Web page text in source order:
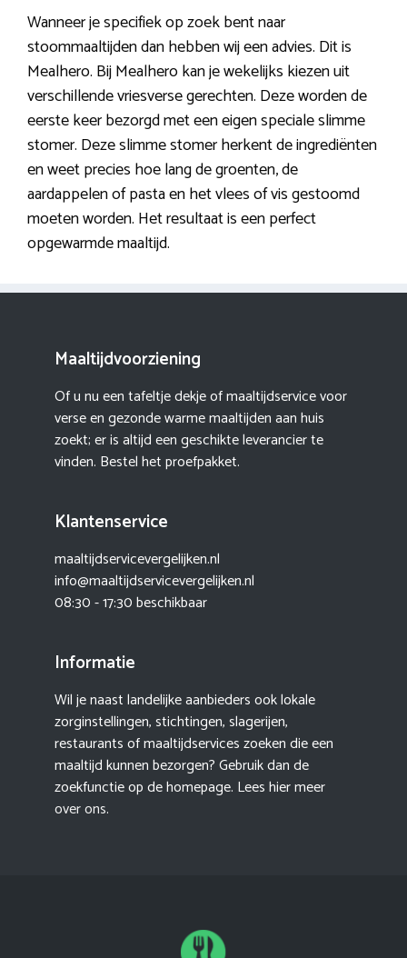
Wanneer je specifiek op zoek bent naar
stoommaaltijden dan hebben wij een advies. Dit is
Mealhero. Bij Mealhero kan je wekelijks kiezen uit
verschillende vriesverse gerechten. Deze worden de
eerste keer bezorgd met een eigen speciale slimme
stomer. Deze slimme stomer herkent de ingrediënten
en weet precies hoe lang de groenten, de
aardappelen of pasta en het vlees of vis gestoomd
moeten worden. Het resultaat is een perfect
opgewarmde maaltijd.
Maaltijdvoorziening
Of u nu een tafeltje dekje of maaltijdservice voor
verse en gezonde warme maaltijden aan huis
zoekt; er is altijd een geschikte leverancier te
vinden. Bestel het proefpakket.
Klantenservice
maaltijdservicevergelijken.nl
info@maaltijdservicevergelijken.nl
08:30 - 17:30 beschikbaar
Informatie
Wil je naast landelijke aanbieders ook lokale
zorginstellingen, stichtingen, slagerijen,
restaurants of maaltijdservices zoeken die een
maaltijd kunnen bezorgen? Gebruik dan de
zoekfunctie op de homepage. Lees hier meer
over ons.